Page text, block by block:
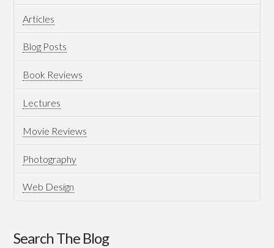
Articles
Blog Posts
Book Reviews
Lectures
Movie Reviews
Photography
Web Design
Search The Blog